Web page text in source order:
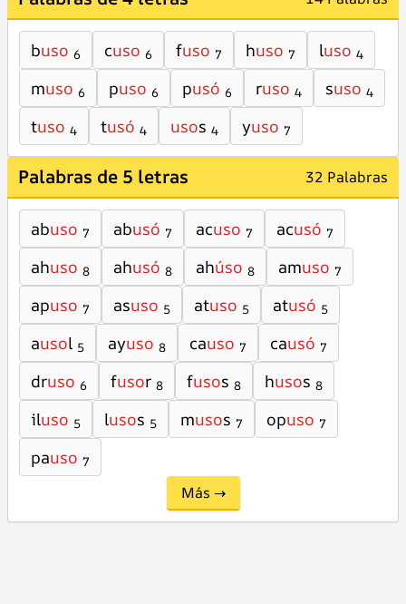
buso 6 cuso 6 fuso 7 huso 7 luso 4
muso 6 puso 6 pusó 6 ruso 4 suso 4
tuso 4 tusó 4 usos 4 yuso 7
Palabras de 5 letras 32 Palabras
abuso 7 abusó 7 acuso 7 acusó 7
ahuso 8 ahusó 8 ahúso 8 amuso 7
apuso 7 asuso 5 atuso 5 atusó 5
ausol 5 ayuso 8 causo 7 causó 7
druso 6 fusor 8 fusos 8 husos 8
iluso 5 lusos 5 musos 7 opuso 7
pauso 7
Más →